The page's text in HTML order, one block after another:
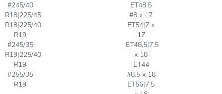
#245/40
R18|225/45
R18|225/40
R19
#245/35
R19|225/40
R19
#255/35
R19
ET48,5
#8 x 17
ET54|7 x
17
ET48,5|7,5
x 18
ET44
#8,5 x 18
ET56|7,5